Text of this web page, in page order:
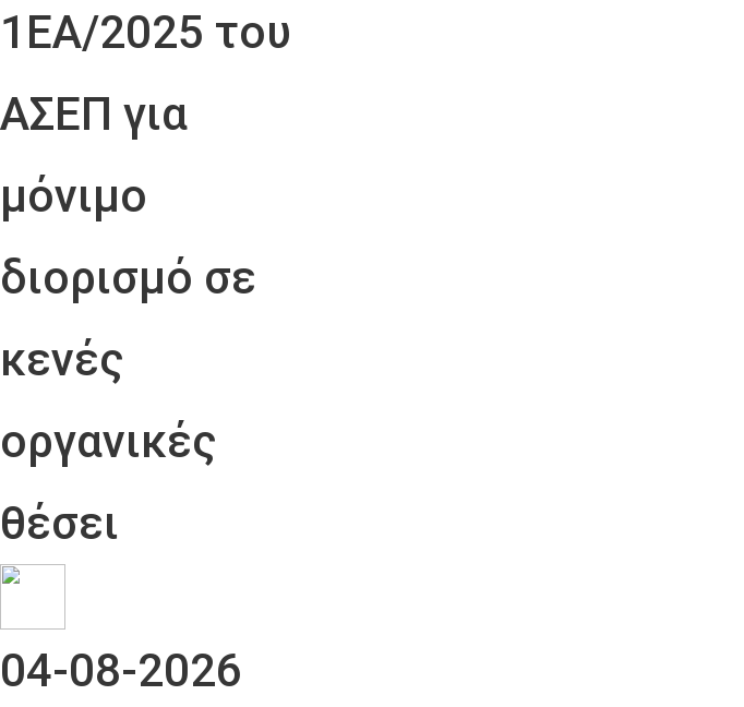
1ΕΑ/2025 του
ΑΣΕΠ για
μόνιμο
διορισμό σε
κενές
οργανικές
θέσει
04-08-2026